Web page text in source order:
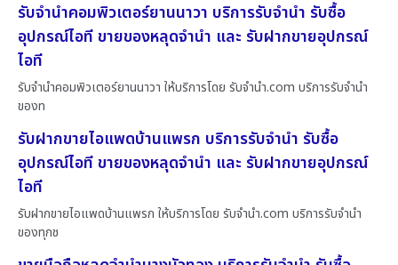
รับจำนำคอมพิวเตอร์ยานนาวา บริการรับจำนำ รับซื้อ
อุปกรณ์ไอที ขายของหลุดจำนำ และ รับฝากขายอุปกรณ์
ไอที
รับจำนำคอมพิวเตอร์ยานนาวา ให้บริการโดย รับจํานํา.com บริการรับจำนำ
ของท
รับฝากขายไอแพดบ้านแพรก บริการรับจำนำ รับซื้อ
อุปกรณ์ไอที ขายของหลุดจำนำ และ รับฝากขายอุปกรณ์
ไอที
รับฝากขายไอแพดบ้านแพรก ให้บริการโดย รับจํานํา.com บริการรับจำนำ
ของทุกช